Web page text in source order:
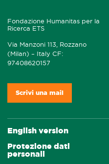
Fondazione Humanitas per la
Ricerca ETS
Via Manzoni 113, Rozzano
(Milan) – Italy CF:
97408620157
Scrivi una mail
English version
Protezione dati
personali